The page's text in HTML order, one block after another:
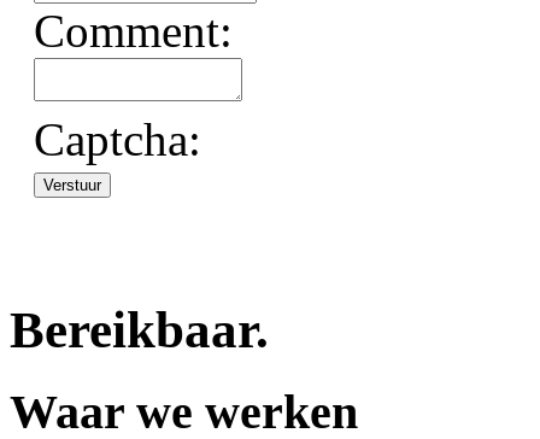
Comment:
Captcha:
Bereikbaar.
Waar we werken